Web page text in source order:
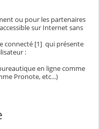
ou pour les partenaires
sur Internet sans
connecté [1] qui présente
:
en ligne comme
Pronote, etc...)